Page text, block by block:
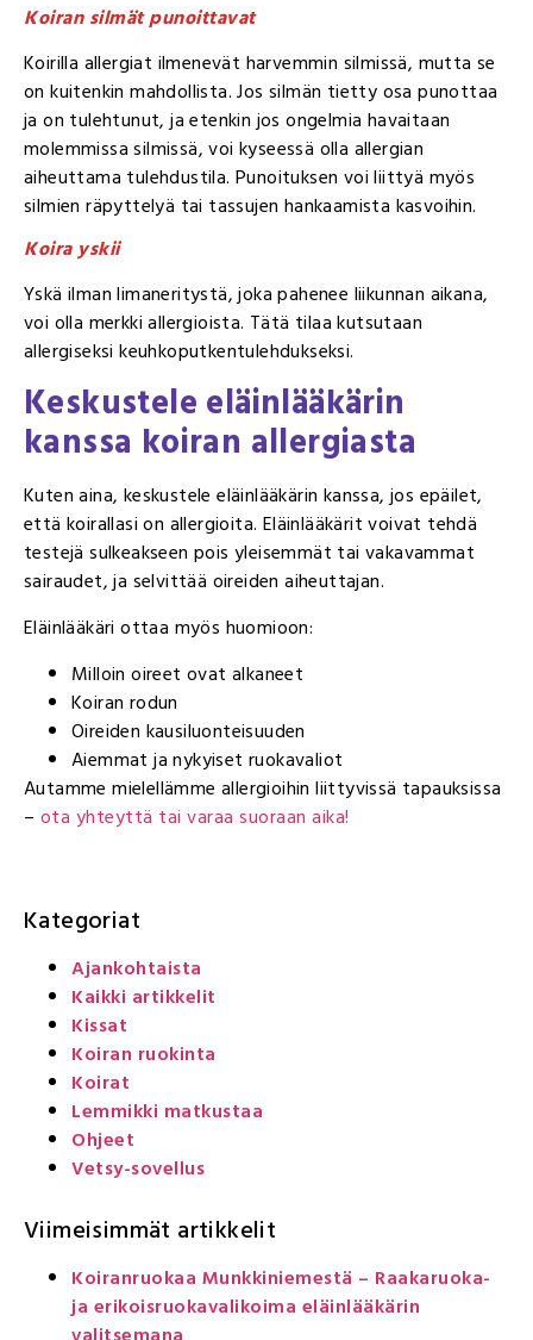
Koiran silmät punoittavat
Koirilla allergiat ilmenevät harvemmin silmissä, mutta se
on kuitenkin mahdollista. Jos silmän tietty osa punottaa
ja on tulehtunut, ja etenkin jos ongelmia havaitaan
molemmissa silmissä, voi kyseessä olla allergian
aiheuttama tulehdustila. Punoituksen voi liittyä myös
silmien räpyttelyä tai tassujen hankaamista kasvoihin.
Koira yskii
Yskä ilman limaneritystä, joka pahenee liikunnan aikana,
voi olla merkki allergioista. Tätä tilaa kutsutaan
allergiseksi keuhkoputkentulehdukseksi.
Keskustele eläinlääkärin
kanssa koiran allergiasta
Kuten aina, keskustele eläinlääkärin kanssa, jos epäilet,
että koirallasi on allergioita. Eläinlääkärit voivat tehdä
testejä sulkeakseen pois yleisemmät tai vakavammat
sairaudet, ja selvittää oireiden aiheuttajan.
Eläinlääkäri ottaa myös huomioon:
Milloin oireet ovat alkaneet
Koiran rodun
Oireiden kausiluonteisuuden
Aiemmat ja nykyiset ruokavaliot
Autamme mielellämme allergioihin liittyvissä tapauksissa
– ota yhteyttä tai varaa suoraan aika!
Kategoriat
Ajankohtaista
Kaikki artikkelit
Kissat
Koiran ruokinta
Koirat
Lemmikki matkustaa
Ohjeet
Vetsy-sovellus
Viimeisimmät artikkelit
Koiranruokaa Munkkiniemestä – Raakaruoka-
ja erikoisruokavalikoima eläinlääkärin